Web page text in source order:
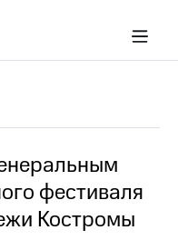
фестиваля
Костромы